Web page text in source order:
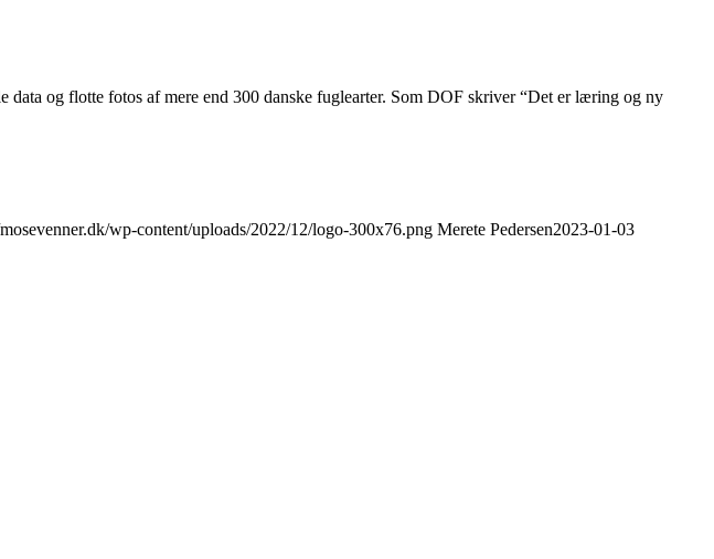
og flotte fotos af mere end 300 danske fuglearter. Som DOF skriver “Det er læring og ny
wp-content/uploads/2022/12/logo-300x76.png Merete Pedersen2023-01-03